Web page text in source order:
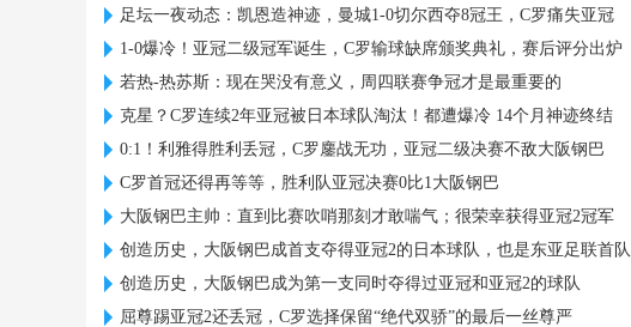
足坛一夜动态：凯恩造神迹，曼城1-0切尔西夺8冠王，C罗痛失亚冠
1-0爆冷！亚冠二级冠军诞生，C罗输球缺席颁奖典礼，赛后评分出炉
若热-热苏斯：现在哭没有意义，周四联赛争冠才是最重要的
克星？C罗连续2年亚冠被日本球队淘汰！都遭爆冷 14个月神迹终结
0:1！利雅得胜利丢冠，C罗鏖战无功，亚冠二级决赛不敌大阪钢巴
C罗首冠还得再等等，胜利队亚冠决赛0比1大阪钢巴
大阪钢巴主帅：直到比赛吹哨那刻才敢喘气；很荣幸获得亚冠2冠军
创造历史，大阪钢巴成首支夺得亚冠2的日本球队，也是东亚足联首队
创造历史，大阪钢巴成为第一支同时夺得过亚冠和亚冠2的球队
屈尊踢亚冠2还丢冠，C罗选择保留“绝代双骄”的最后一丝尊严